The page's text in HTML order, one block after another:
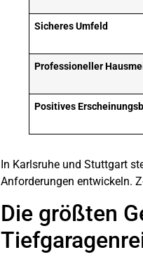
Sicheres Umfeld
Professioneller
Positives
In Karlsruhe und Stuttgart
Anforderungen entwickeln.
Die größten